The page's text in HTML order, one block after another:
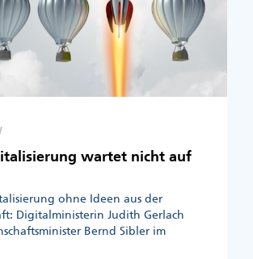
wartet nicht auf
ohne Ideen aus der
Digitalministerin Judith Gerlach
Bernd Sibler im